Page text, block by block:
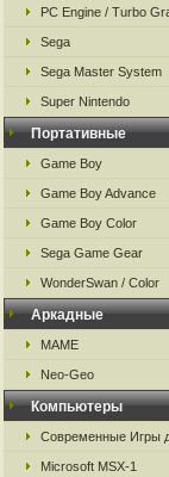
PC Engine / Turbo
Sega
Sega Master System
Super Nintendo
Портативные
Game Boy
Game Boy Advance
Game Boy Color
Sega Game Gear
WonderSwan / Color
Аркадные
MAME
Neo-Geo
Компьютеры
Современные Игры
Microsoft MSX-1